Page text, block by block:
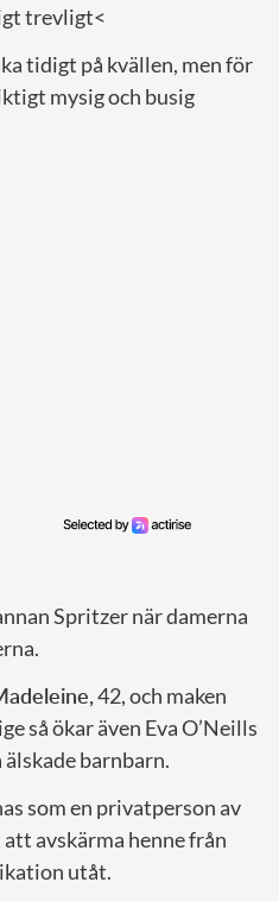
trevligt<
tidigt på kvällen, men för
mysig och busig
Spritzer när damerna
42, och maken
så ökar även Eva O’Neills
barnbarn.
som en privatperson av
avskärma henne från
utåt.